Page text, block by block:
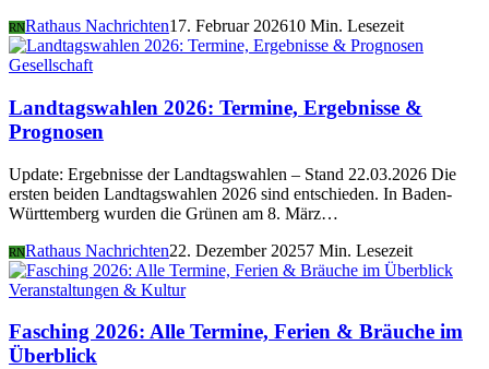
RNRathaus Nachrichten17. Februar 202610 Min. Lesezeit
Gesellschaft
Landtagswahlen 2026: Termine, Ergebnisse &
Prognosen
Update: Ergebnisse der Landtagswahlen – Stand 22.03.2026 Die
ersten beiden Landtagswahlen 2026 sind entschieden. In Baden-
Württemberg wurden die Grünen am 8. März…
RNRathaus Nachrichten22. Dezember 20257 Min. Lesezeit
Veranstaltungen & Kultur
Fasching 2026: Alle Termine, Ferien & Bräuche im
Überblick